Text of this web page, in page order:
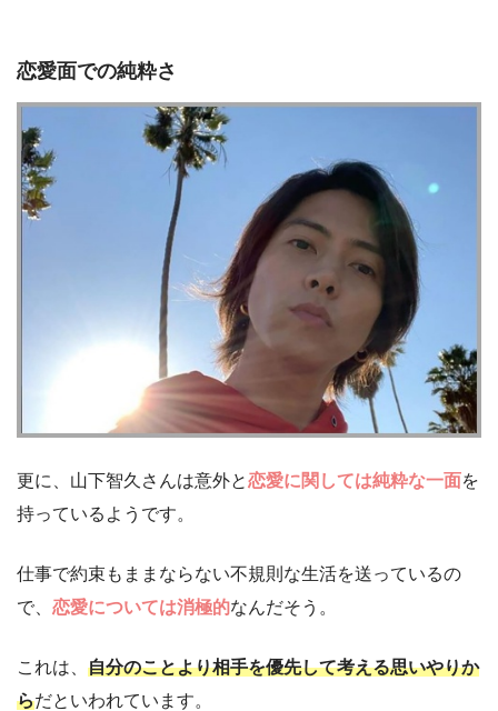
恋愛面での純粋さ
更に、山下智久さんは意外と恋愛に関しては純粋な一面を
持っているようです。
仕事で約束もままならない不規則な生活を送っているの
で、 恋愛については消極的なんだそう。
これは、 自分のことより相手を優先して考える思いやりか
らだといわれています。